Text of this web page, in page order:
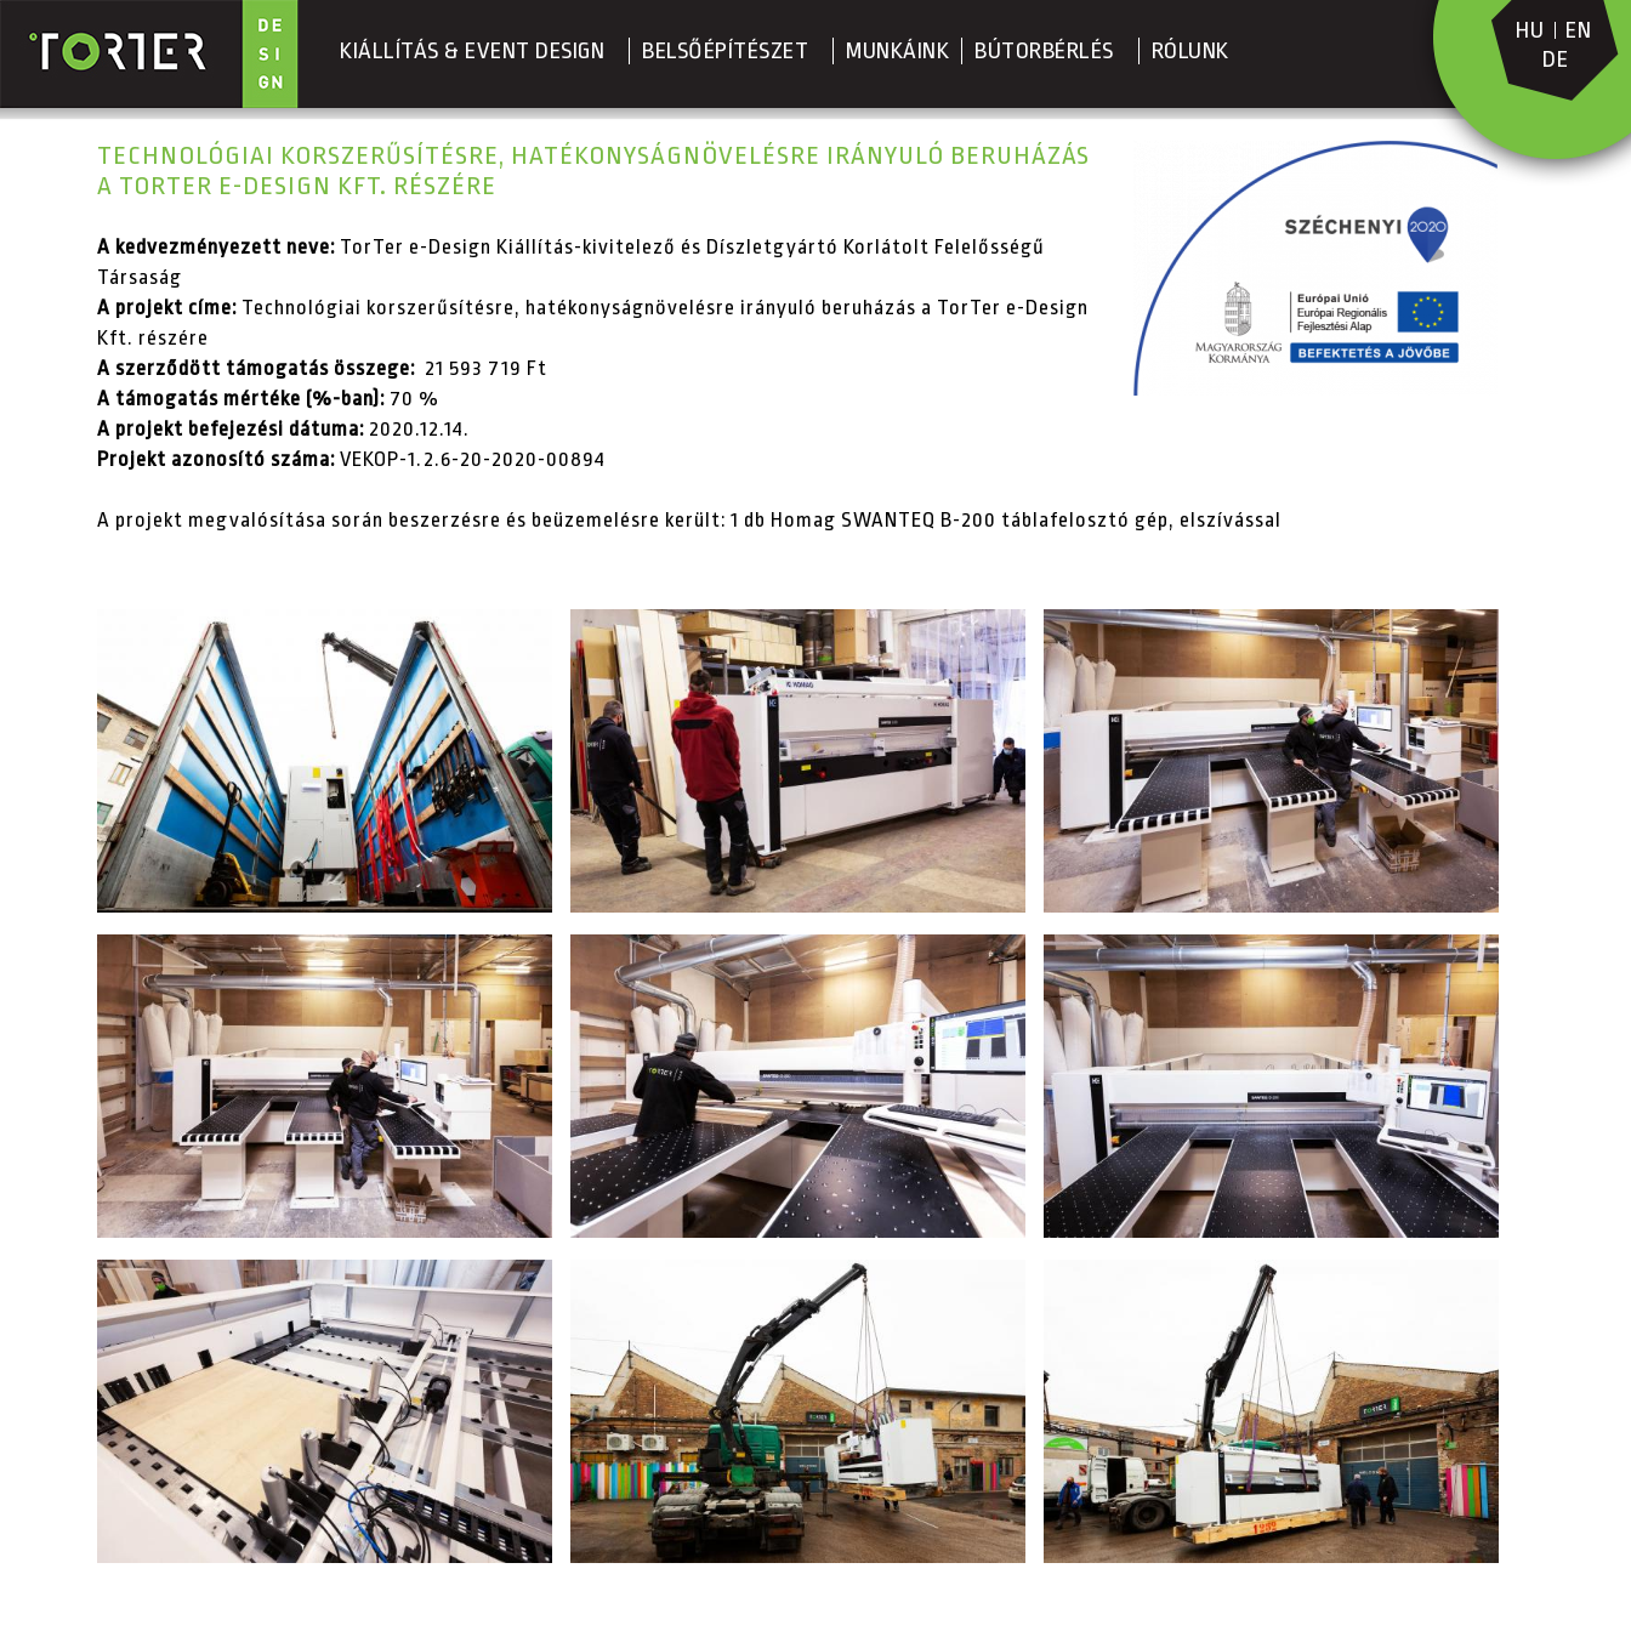
Ugrás a tartalomra
KIÁLLÍTÁS & EVENT DESIGN BELSŐÉPÍTÉSZET MUNKÁINK BÚTORBÉRLÉS RÓLUNK
HU
EN
DE
TECHNOLÓGIAI KORSZERŰSÍTÉSRE, HATÉKONYSÁGNÖVELÉSRE IRÁNYULÓ BERUHÁZÁS
A TORTER E-DESIGN KFT. RÉSZÉRE
A kedvezményezett neve: TorTer e-Design Kiállítás-kivitelező és Díszletgyártó Korlátolt Felelősségű
Társaság
A projekt címe: Technológiai korszerűsítésre, hatékonyságnövelésre irányuló beruházás a TorTer e-Design
Kft. részére
A szerződött támogatás összege: 21 593 719 Ft
A támogatás mértéke (%-ban): 70 %
A projekt befejezési dátuma: 2020.12.14.
Projekt azonosító száma: VEKOP-1.2.6-20-2020-00894
A projekt megvalósítása során beszerzésre és beüzemelésre került: 1 db Homag SWANTEQ B-200 táblafelosztó gép, elszívással